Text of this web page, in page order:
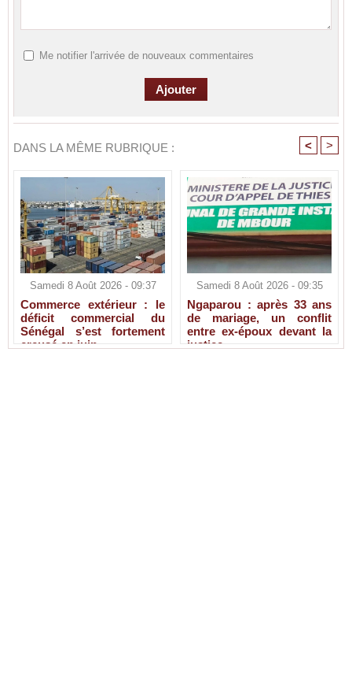
Me notifier l'arrivée de nouveaux commentaires
DANS LA MÊME RUBRIQUE : < >
Samedi 8 Août 2026 - 09:37
Commerce extérieur : le
déficit commercial du
Sénégal s’est fortement
creusé en juin
Samedi 8 Août 2026 - 09:35
Ngaparou : après 33 ans
de mariage, un conflit
entre ex-époux devant la
justice